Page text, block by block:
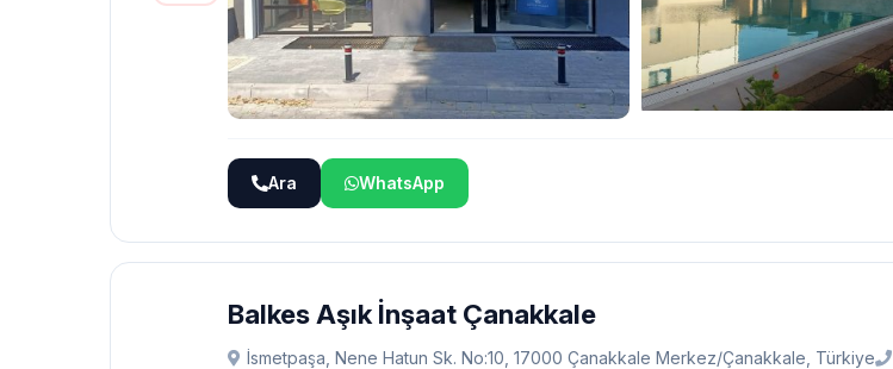
Ara WhatsApp
Balkes Aşık İnşaat Çanakkale
İsmetpaşa, Nene Hatun Sk. No:10, 17000 Çanakkale Merkez/Çanakkale, Türkiye